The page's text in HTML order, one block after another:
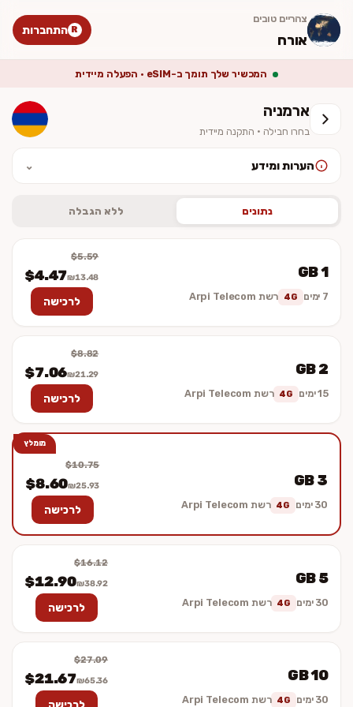
צהריים טובים
אורח
R התחברות
המכשיר שלך תומך ב-eSIM · הפעלה מיידית
ארמניה
בחרו חבילה · התקנה מיידית
הערות ומידע ⌄
וכולל מע״מ. ההתקנה מיידית — לא נשלח כרטיס פיזי.
נתונים ללא הגבלה
1 GB
7 ימים 4G רשת Arpi Telecom
$5.59
$4.47₪13.48
לרכישה
2 GB
15 ימים 4G רשת Arpi Telecom
$8.82
$7.06₪21.29
לרכישה
מומלץ
3 GB
30 ימים 4G רשת Arpi Telecom
$10.75
$8.60₪25.93
לרכישה
5 GB
30 ימים 4G רשת Arpi Telecom
$16.12
$12.90₪38.92
לרכישה
10 GB
30 ימים 4G רשת Arpi Telecom
$27.09
$21.67₪65.36